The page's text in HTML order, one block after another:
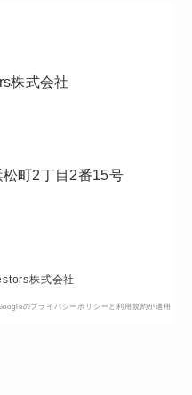
株式会社
町2丁目2番15号
株式会社
のプライバシーポリシー と利用規約が適用